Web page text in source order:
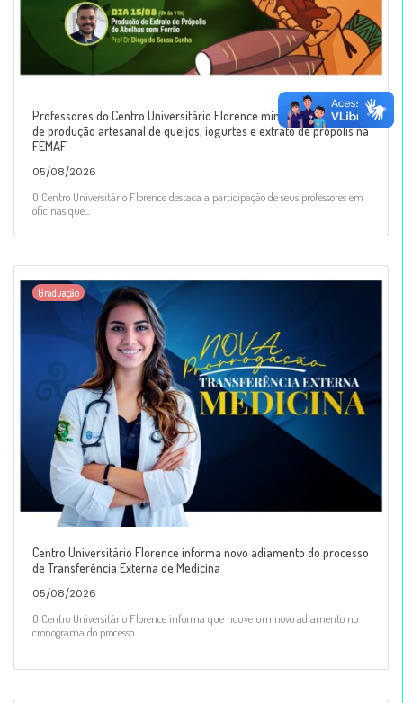
Professores do Centro Universitário Florence ministrarão oficinas
de produção artesanal de queijos, iogurtes e extrato de própolis na
FEMAF
05/08/2026
O Centro Universitário Florence destaca a participação de seus professores em
oficinas que...
Graduação
Centro Universitário Florence informa novo adiamento do processo
de Transferência Externa de Medicina
05/08/2026
O Centro Universitário Florence informa que houve um novo adiamento no
cronograma do processo...